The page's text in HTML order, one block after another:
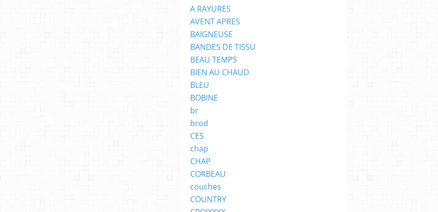
A RAYURES
AVENT APRES
BAIGNEUSE
BANDES DE TISSU
BEAU TEMPS
BIEN AU CHAUD
BLEU
BOBINE
br
brod
CES
chap
CHAP
CORBEAU
couches
COUNTRY